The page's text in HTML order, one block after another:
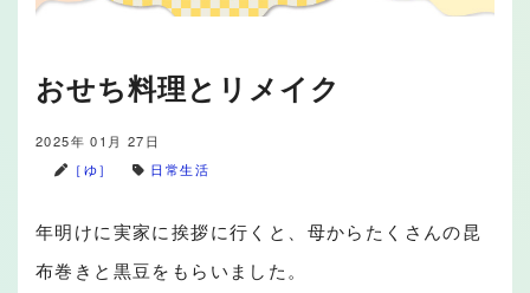
おせち料理とリメイク
2025年 01月 27日
［ゆ］
日常生活
年明けに実家に挨拶に行くと、母からたくさんの昆
布巻きと黒豆をもらいました。